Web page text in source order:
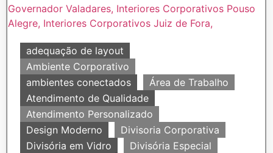
adequação de layout
Ambiente Corporativo
ambientes conectados
Área de Trabalho
Atendimento de Qualidade
Atendimento Personalizado
Design Moderno
Divisoria Corporativa
Divisória em Vidro
Divisória Especial